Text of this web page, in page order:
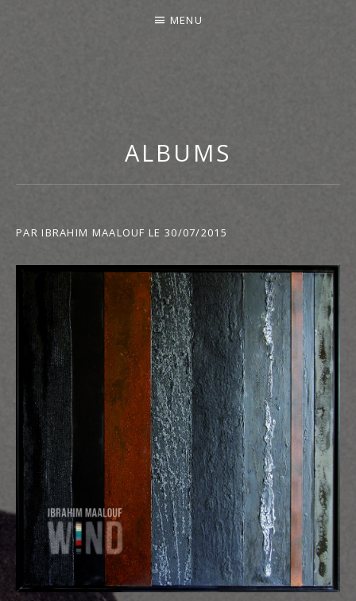
MENU
ALBUMS
PAR IBRAHIM MAALOUF LE 30/07/2015